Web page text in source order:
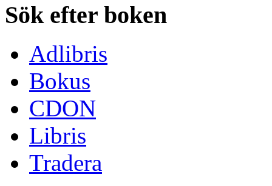
Sök efter boken
Adlibris
Bokus
CDON
Libris
Tradera